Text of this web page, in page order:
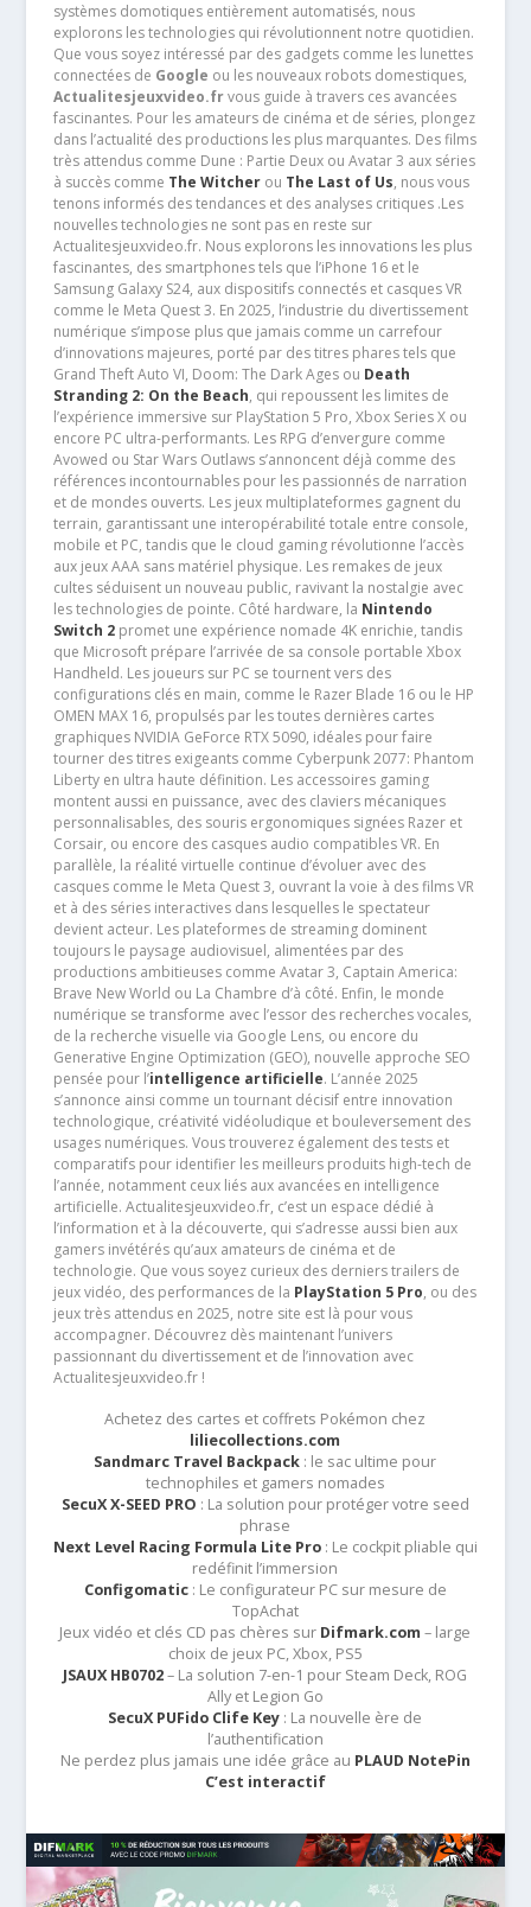
systèmes domotiques entièrement automatisés, nous
explorons les technologies qui révolutionnent notre quotidien.
Que vous soyez intéressé par des gadgets comme les lunettes
connectées de Google ou les nouveaux robots domestiques,
Actualitesjeuxvideo.frvous guide à travers ces avancées
fascinantes. Pour les amateurs de cinéma et de séries, plongez
dans l’actualité des productions les plus marquantes. Des films
très attendus comme Dune : Partie Deux ou Avatar 3 aux séries
à succès comme The Witcherou The Last of Us, nous vous
tenons informés des tendances et des analyses critiques .Les
nouvelles technologies ne sont pas en reste sur
Actualitesjeuxvideo.fr. Nous explorons les innovations les plus
fascinantes, des smartphones tels que l’iPhone 16 et le
Samsung Galaxy S24, aux dispositifs connectés et casques VR
comme le Meta Quest 3. En 2025, l’industrie du divertissement
numérique s’impose plus que jamais comme un carrefour
d’innovations majeures, porté par des titres phares tels que
Grand Theft Auto VI, Doom: The Dark Ages ou Death
Stranding 2: On the Beach, qui repoussent les limites de
l’expérience immersive sur PlayStation 5 Pro, Xbox Series X ou
encore PC ultra-performants. Les RPG d’envergure comme
Avowed ou Star Wars Outlaws s’annoncent déjà comme des
références incontournables pour les passionnés de narration
et de mondes ouverts. Les jeux multiplateformes gagnent du
terrain, garantissant une interopérabilité totale entre console,
mobile et PC, tandis que le cloud gaming révolutionne l’accès
aux jeux AAA sans matériel physique. Les remakes de jeux
cultes séduisent un nouveau public, ravivant la nostalgie avec
les technologies de pointe. Côté hardware, la Nintendo
Switch 2promet une expérience nomade 4K enrichie, tandis
que Microsoft prépare l’arrivée de sa console portable Xbox
Handheld. Les joueurs sur PC se tournent vers des
configurations clés en main, comme le Razer Blade 16 ou le HP
OMEN MAX 16, propulsés par les toutes dernières cartes
graphiques NVIDIA GeForce RTX 5090, idéales pour faire
tourner des titres exigeants comme Cyberpunk 2077: Phantom
Liberty en ultra haute définition. Les accessoires gaming
montent aussi en puissance, avec des claviers mécaniques
personnalisables, des souris ergonomiques signées Razer et
Corsair, ou encore des casques audio compatibles VR. En
parallèle, la réalité virtuelle continue d’évoluer avec des
casques comme le Meta Quest 3, ouvrant la voie à des films VR
et à des séries interactives dans lesquelles le spectateur
devient acteur. Les plateformes de streaming dominent
toujours le paysage audiovisuel, alimentées par des
productions ambitieuses comme Avatar 3, Captain America:
Brave New World ou La Chambre d’à côté. Enfin, le monde
numérique se transforme avec l’essor des recherches vocales,
de la recherche visuelle via Google Lens, ou encore du
Generative Engine Optimization (GEO), nouvelle approche SEO
pensée pour l’intelligence artificielle. L’année 2025
s’annonce ainsi comme un tournant décisif entre innovation
technologique, créativité vidéoludique et bouleversement des
usages numériques. Vous trouverez également des tests et
comparatifs pour identifier les meilleurs produits high-tech de
l’année, notamment ceux liés aux avancées en intelligence
artificielle. Actualitesjeuxvideo.fr, c’est un espace dédié à
l’information et à la découverte, qui s’adresse aussi bien aux
gamers invétérés qu’aux amateurs de cinéma et de
technologie. Que vous soyez curieux des derniers trailers de
jeux vidéo, des performances de la PlayStation 5 Pro, ou des
jeux très attendus en 2025, notre site est là pour vous
accompagner. Découvrez dès maintenant l’univers
passionnant du divertissement et de l’innovation avec
Actualitesjeuxvideo.fr !
Achetez des cartes et coffrets Pokémon chez
liliecollections.com
Sandmarc Travel Backpack : le sac ultime pour
technophiles et gamers nomades
SecuX X-SEED PRO : La solution pour protéger votre seed
phrase
Next Level Racing Formula Lite Pro: Le cockpit pliable qui
redéfinit l’immersion
Configomatic: Le configurateur PC sur mesure de
TopAchat
Jeux vidéo et clés CD pas chères sur Difmark.com – large
choix de jeux PC, Xbox, PS5
JSAUX HB0702– La solution 7-en-1 pour Steam Deck, ROG
Ally et Legion Go
SecuX PUFido Clife Key : La nouvelle ère de
l’authentification
Ne perdez plus jamais une idée grâce au PLAUD NotePin
C’est interactif